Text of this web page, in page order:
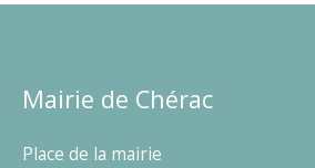
Mairie de Chérac
Place de la mairie